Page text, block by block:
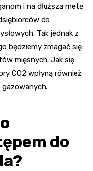
i na dłuższą metę
do
Tak jednak z
będziemy zmagać się
mięsnych. Jak się
CO2 wpłyną również
do